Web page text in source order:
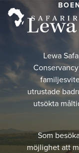
Lewa
utrustade
utsökta
Som
möjlighet att